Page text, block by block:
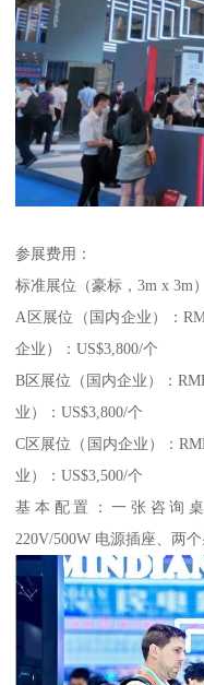
参展费用：
标准展位（豪标，3m x 3m
A区展位（国内企业
企业）：US$3,800/个
B区展位（国内企业）
业）：US$3,800/个
C区展位（国内企业）
业）：US$3,500/个
基本配置：一张咨询
220V/500W 电源插座、两